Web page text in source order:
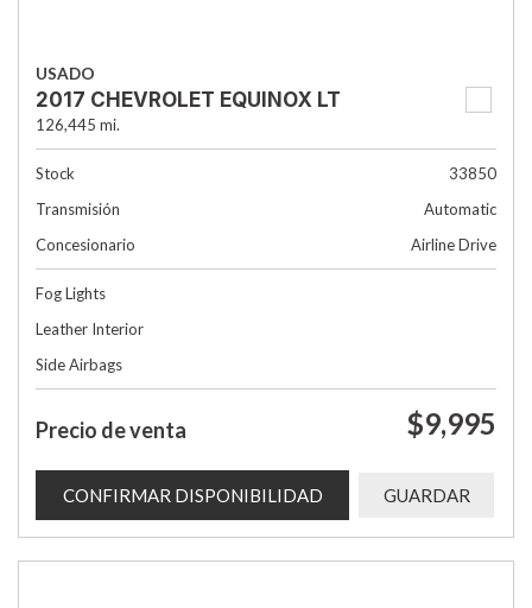
USADO
2017 CHEVROLET EQUINOX LT
126,445 mi.
Stock
33850
Transmisión
Automatic
Concesionario
Airline Drive
Fog Lights
Leather Interior
Side Airbags
Precio de venta $9,995
CONFIRMAR DISPONIBILIDAD GUARDAR